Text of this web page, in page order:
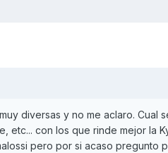
diversas y no me aclaro. Cual
etc... con los que rinde mejor la
pero por si acaso pregunto